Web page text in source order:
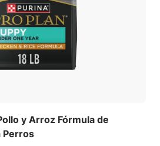
y Arroz Fórmula de
Perros